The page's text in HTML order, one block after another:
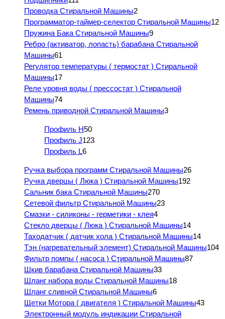
Проводка Стиральной Машины2
Программатор-таймер-селектор Стиральной Машины12
Пружина Бака Стиральной Машины9
Ребро (активатор, лопасть) барабана Стиральной
Машины61
Регулятор температуры ( термостат ) Стиральной
Машины17
Реле уровня воды ( прессостат ) Стиральной
Машины74
Ремень приводной Стиральной Машины3
Профиль H50
Профиль J123
Профиль L6
Ручка выбора программ Стиральной Машины26
Ручка дверцы ( Люка ) Стиральной Машины192
Сальник бака Стиральной Машины270
Сетевой фильтр Стиральной Машины23
Смазки - силиконы - герметики - клея4
Стекло дверцы ( Люка ) Стиральной Машины14
Таходатчик ( датчик хола ) Стиральной Машины14
Тэн (нагревательный элемент) Стиральной Машины104
Фильтр помпы ( насоса ) Стиральной Машины87
Шкив барабана Стиральной Машины33
Шланг набора воды Стиральной Машины18
Шланг сливной Стиральной Машины6
Щетки Мотора ( двигателя ) Стиральной Машины43
Электронный модуль индикации Стиральной